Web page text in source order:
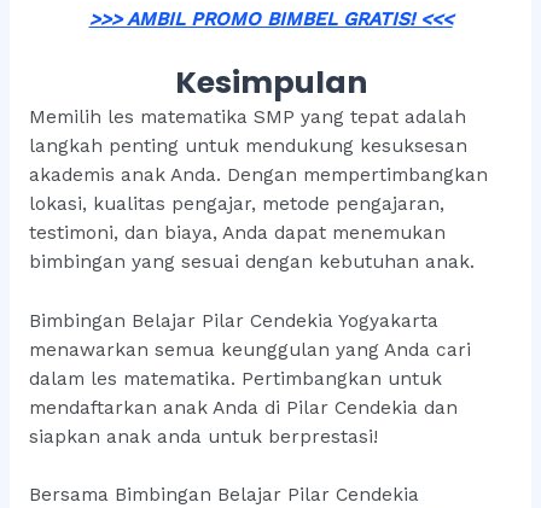
>>> AMBIL PROMO BIMBEL GRATIS! <<<
Kesimpulan
Memilih les matematika SMP yang tepat adalah
langkah penting untuk mendukung kesuksesan
akademis anak Anda. Dengan mempertimbangkan
lokasi, kualitas pengajar, metode pengajaran,
testimoni, dan biaya, Anda dapat menemukan
bimbingan yang sesuai dengan kebutuhan anak.
Bimbingan Belajar Pilar Cendekia Yogyakarta
menawarkan semua keunggulan yang Anda cari
dalam les matematika. Pertimbangkan untuk
mendaftarkan anak Anda di Pilar Cendekia dan
siapkan anak anda untuk berprestasi!
Bersama Bimbingan Belajar Pilar Cendekia